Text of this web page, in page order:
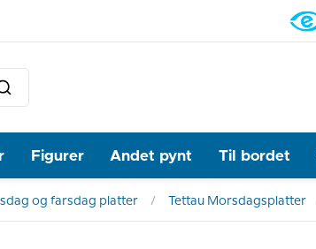
Figurer Andet pynt Til bordet
og farsdag platter Tettau Morsdagsplatter